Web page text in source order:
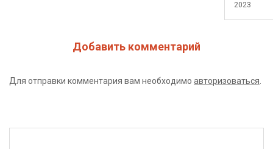
2023
Добавить комментарий
Для отправки комментария вам необходимо авторизоваться